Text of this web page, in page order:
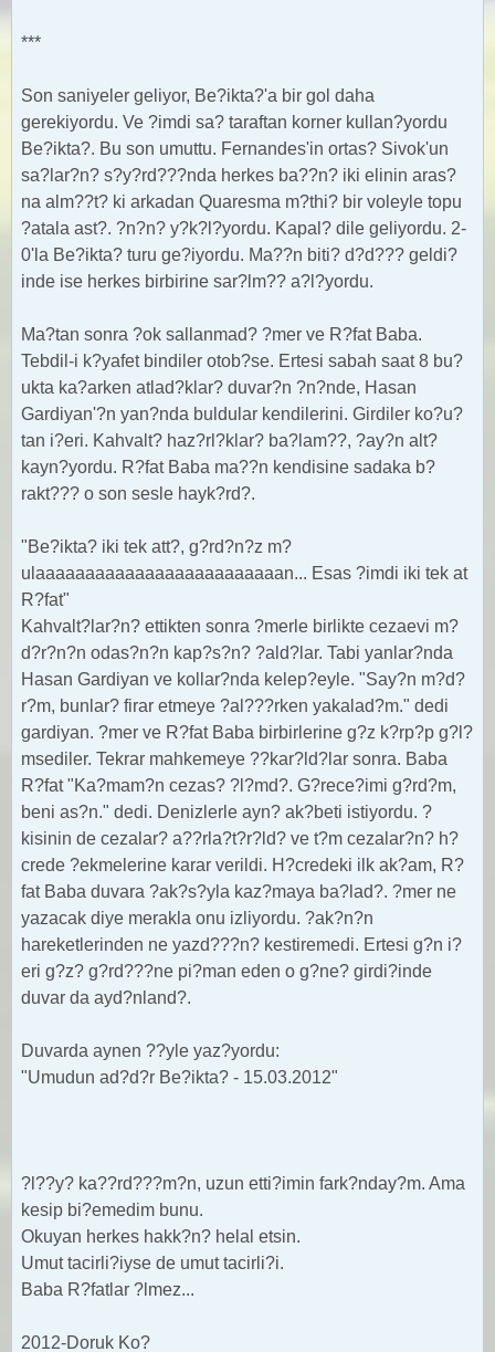
***
Son saniyeler geliyor, Be?ikta?'a bir gol daha
gerekiyordu. Ve ?imdi sa? taraftan korner kullan?yordu
Be?ikta?. Bu son umuttu. Fernandes'in ortas? Sivok'un
sa?lar?n? s?y?rd???nda herkes ba??n? iki elinin aras?
na alm??t? ki arkadan Quaresma m?thi? bir voleyle topu
?atala ast?. ?n?n? y?k?l?yordu. Kapal? dile geliyordu. 2-
0'la Be?ikta? turu ge?iyordu. Ma??n biti? d?d??? geldi?
inde ise herkes birbirine sar?lm?? a?l?yordu.
Ma?tan sonra ?ok sallanmad? ?mer ve R?fat Baba.
Tebdil-i k?yafet bindiler otob?se. Ertesi sabah saat 8 bu?
ukta ka?arken atlad?klar? duvar?n ?n?nde, Hasan
Gardiyan'?n yan?nda buldular kendilerini. Girdiler ko?u?
tan i?eri. Kahvalt? haz?rl?klar? ba?lam??, ?ay?n alt?
kayn?yordu. R?fat Baba ma??n kendisine sadaka b?
rakt??? o son sesle hayk?rd?.
"Be?ikta? iki tek att?, g?rd?n?z m?
ulaaaaaaaaaaaaaaaaaaaaaaaaan... Esas ?imdi iki tek at
R?fat"
Kahvalt?lar?n? ettikten sonra ?merle birlikte cezaevi m?
d?r?n?n odas?n?n kap?s?n? ?ald?lar. Tabi yanlar?nda
Hasan Gardiyan ve kollar?nda kelep?eyle. "Say?n m?d?
r?m, bunlar? firar etmeye ?al???rken yakalad?m." dedi
gardiyan. ?mer ve R?fat Baba birbirlerine g?z k?rp?p g?l?
msediler. Tekrar mahkemeye ??kar?ld?lar sonra. Baba
R?fat "Ka?mam?n cezas? ?l?md?. G?rece?imi g?rd?m,
beni as?n." dedi. Denizlerle ayn? ak?beti istiyordu. ?
kisinin de cezalar? a??rla?t?r?ld? ve t?m cezalar?n? h?
crede ?ekmelerine karar verildi. H?credeki ilk ak?am, R?
fat Baba duvara ?ak?s?yla kaz?maya ba?lad?. ?mer ne
yazacak diye merakla onu izliyordu. ?ak?n?n
hareketlerinden ne yazd???n? kestiremedi. Ertesi g?n i?
eri g?z? g?rd???ne pi?man eden o g?ne? girdi?inde
duvar da ayd?nland?.
Duvarda aynen ??yle yaz?yordu:
"Umudun ad?d?r Be?ikta? - 15.03.2012"
?l??y? ka??rd???m?n, uzun etti?imin fark?nday?m. Ama
kesip bi?emedim bunu.
Okuyan herkes hakk?n? helal etsin.
Umut tacirli?iyse de umut tacirli?i.
Baba R?fatlar ?lmez...
2012-Doruk Ko?